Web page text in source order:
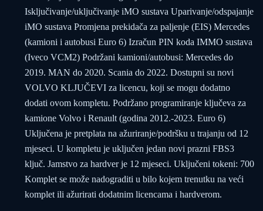
Isključivanje/uključivanje iMO sustava Uparivanje/odspajanje
iMO sustava Promjena prekidača za paljenje (EIS) Mercedes
(kamioni i autobusi Euro 6) Izračun PIN koda IMMO sustava
(Iveco VCM2) Podržani kamioni/autobusi: Mercedes do
2019. MAN do 2020. Scania do 2022. Dostupni su novi
VOLVO KLJUČEVI za licencu, koji se mogu dodatno
dodati ovom kompletu. Podržano programiranje ključeva za
kamione Volvo i Renault (godina 2012.-2023. Euro 6)
Uključena je pretplata na ažuriranje/podršku u trajanju od 12
mjeseci. U kompletu je uključen jedan novi prazni FBS3
ključ. Jamstvo za hardver je 12 mjeseci. Uključeni tokeni: 700
Komplet se može nadograditi u bilo kojem trenutku na veći
komplet ili ažurirati dodatnim licencama i hardverom.